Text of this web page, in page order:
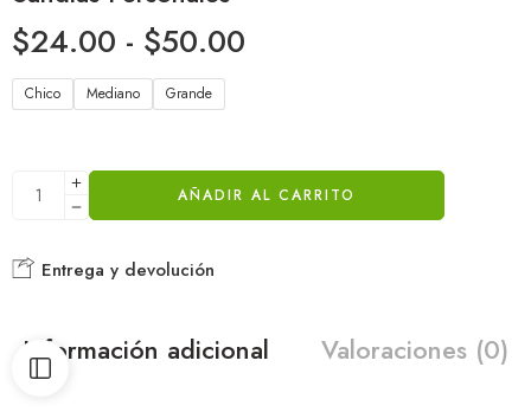
$24.00 - $50.00
Chico Mediano Grande
AÑADIR AL CARRITO
Entrega y devolución
Información adicional Valoraciones (0)